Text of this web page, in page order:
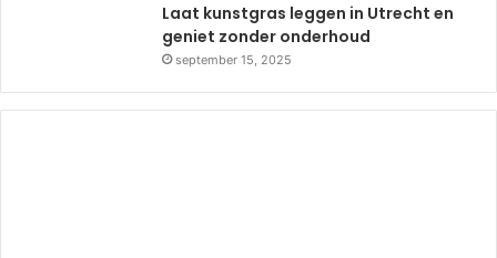
Laat kunstgras leggen in Utrecht en
geniet zonder onderhoud
september 15, 2025